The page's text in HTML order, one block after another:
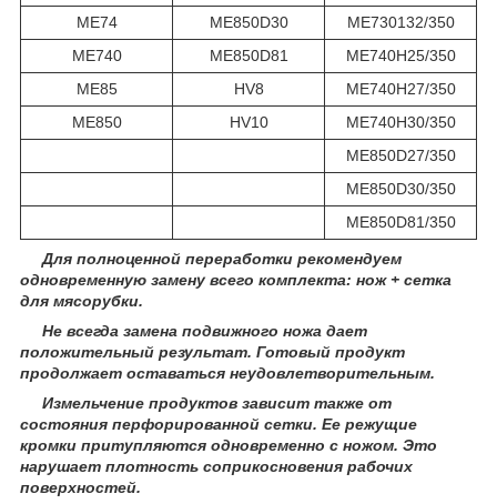
ME74
ME850D30
ME730132/350
ME740
ME850D81
ME740H25/350
ME85
HV8
ME740H27/350
ME850
HV10
ME740H30/350
ME850D27/350
ME850D30/350
ME850D81/350
Для полноценной переработки рекомендуем
одновременную замену всего комплекта: нож + сетка
для мясорубки.
Не всегда замена подвижного ножа дает
положительный результат. Готовый продукт
продолжает оставаться неудовлетворительным.
Измельчение продуктов зависит также от
состояния перфорированной сетки. Ее режущие
кромки притупляются одновременно с ножом. Это
нарушает плотность соприкосновения рабочих
поверхностей.